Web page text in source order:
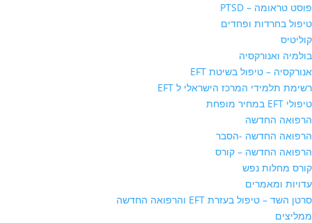
פוסט טראומה – PTSD
טיפול בחרדות ופחדים
קוליטיס
בולמיה ואנורקסיה
אנורקסיה – טיפול בשיטת EFT
רשימת תלמידי המרכז הישראלי ל EFT
טיפולי EFT במחיר מופחת
הרפואה החדשה
הרפואה החדשה -הסבר
הרפואה החדשה – קורס
קורס מחלות נפש
עדויות ומאמרים
סרטן השד – טיפול בעזרת EFT והרפואה החדשה
ממליצים